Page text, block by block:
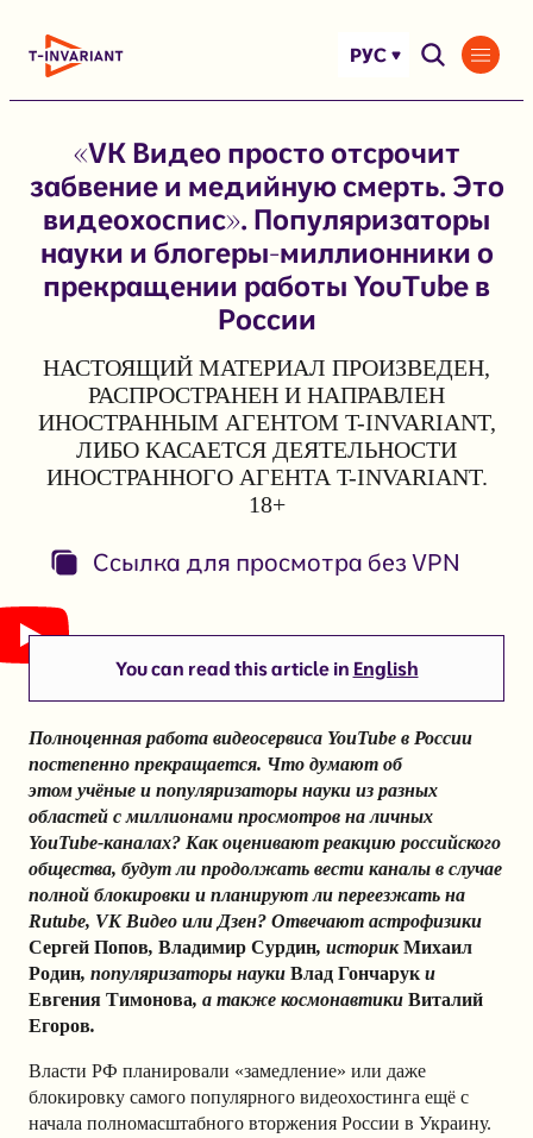
РУС
«VK Видео просто отсрочит
забвение и медийную смерть. Это
видеохоспис». Популяризаторы
науки и блогеры-миллионники о
прекращении работы YouTube в
России
НАСТОЯЩИЙ МАТЕРИАЛ ПРОИЗВЕДЕН,
РАСПРОСТРАНЕН И НАПРАВЛЕН
ИНОСТРАННЫМ АГЕНТОМ T-INVARIANT,
ЛИБО КАСАЕТСЯ ДЕЯТЕЛЬНОСТИ
ИНОСТРАННОГО АГЕНТА T-INVARIANT.
18+
Ссылка для просмотра без VPN
You can read this article in English
Полноценная работа видеосервиса YouTube в России
постепенно прекращается. Что думают об
этом учёные и популяризаторы науки из разных
областей с миллионами просмотров на личных
YouTube-каналах? Как оценивают реакцию российского
общества, будут ли продолжать вести каналы в случае
полной блокировки и планируют ли переезжать на
Rutube, VK Видео или Дзен? Отвечают астрофизики
Сергей Попов, Владимир Сурдин, историкМихаил
Родин, популяризаторы науки Влад Гончарук и
Евгения Тимонова, а также космонавтики Виталий
Егоров.
Власти РФ планировали «замедление» или даже
блокировку самого популярного видеохостинга ещё с
начала полномасштабного вторжения России в Украину.